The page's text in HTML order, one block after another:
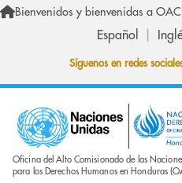
Skip to main content
Bienvenidos y bienvenidas a
Español
Síguenos en redes
Oficina del Alto Comisionado de las
para los Derechos Humanos en Honduras